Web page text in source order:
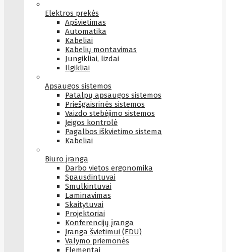
Elektros prekės
Apšvietimas
Automatika
Kabeliai
Kabelių montavimas
Jungikliai, lizdai
Ilgikliai
Apsaugos sistemos
Patalpų apsaugos sistemos
Priešgaisrinės sistemos
Vaizdo stebėjimo sistemos
Įeigos kontrolė
Pagalbos iškvietimo sistema
Kabeliai
Biuro įranga
Darbo vietos ergonomika
Spausdintuvai
Smulkintuvai
Laminavimas
Skaitytuvai
Projektoriai
Konferencijų įranga
Įranga švietimui (EDU)
Valymo priemonės
Elementai